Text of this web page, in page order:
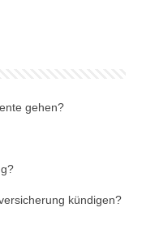
gehen?
kündigen?